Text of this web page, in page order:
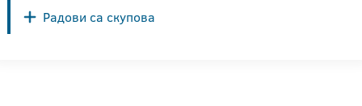
Радови са скупова